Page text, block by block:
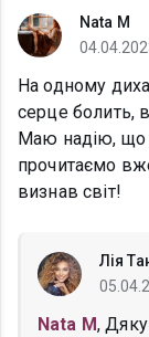
Nata M
На одному
серце болить,
Маю надію, що
прочитаємо
визнав світ!
Лія
Nata M,